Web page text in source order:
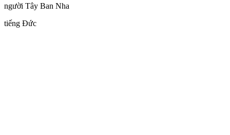
người Tây Ban Nha
tiếng Đức